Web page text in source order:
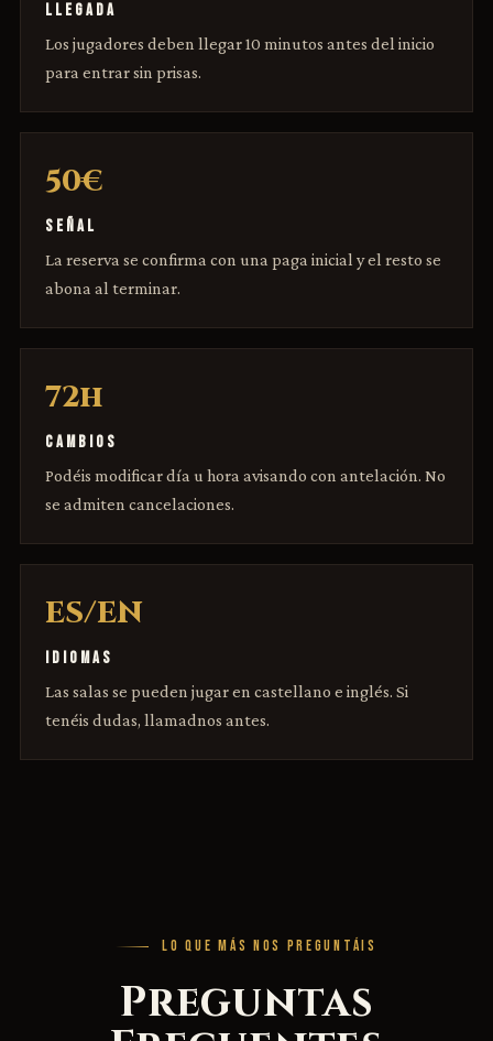
LLEGADA
Los jugadores deben llegar 10 minutos antes del inicio
para entrar sin prisas.
50€
SEÑAL
La reserva se confirma con una paga inicial y el resto se
abona al terminar.
72h
CAMBIOS
Podéis modificar día u hora avisando con antelación. No
se admiten cancelaciones.
ES/EN
IDIOMAS
Las salas se pueden jugar en castellano e inglés. Si
tenéis dudas, llamadnos antes.
LO QUE MÁS NOS PREGUNTÁIS
Preguntas